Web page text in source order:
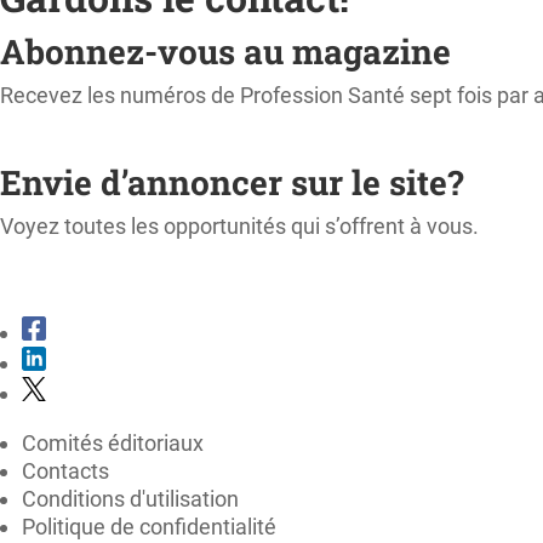
Abonnez-vous au magazine
Recevez les numéros de Profession Santé sept fois par
Envie d’annoncer sur le site?
Voyez toutes les opportunités qui s’offrent à vous.
Comités éditoriaux
Contacts
Conditions d'utilisation
Politique de confidentialité